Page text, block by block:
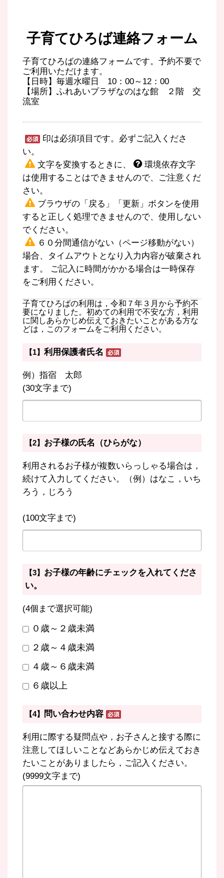
子育てひろば連絡フォーム
子育てひろばの連絡フォームです。予約不要で
ご利用いただけます。
【日時】毎週水曜日 10：00～12：00
【場所】ふれあいプラザなのはな館 ２階 交
流室
印は必須項目です。必ずご記入くださ
い。
文字を変換するときに、
環境依存文字
は使用することはできませんので、ご注意くだ
さい。
ブラウザの「戻る」「更新」ボタンを使用
すると正しく処理できませんので、使用しない
でください。
６０分間通信がない（ページ移動がない）
場合、タイムアウトとなり入力内容が破棄され
ます。 ご記入に時間がかかる場合は一時保存
をご利用ください。
子育てひろばの利用は，令和７年３月から予約不
要になりました。初めての利用で不安な方，利用
に関しあらかじめ伝えておきたいことがある方な
どは，このフォームをご利用ください。
【1】 利用保護者氏名
例）指宿 太郎
(30文字まで)
【2】 お子様の氏名（ひらがな）
利用されるお子様が複数いらっしゃる場合は，
続けて入力してください。（例）はなこ，いち
ろう，じろう
(100文字まで)
【3】 お子様の年齢にチェックを入れてくださ
い。
(4個まで選択可能)
０歳～２歳未満
２歳～４歳未満
４歳～６歳未満
６歳以上
【4】 問い合わせ内容
利用に際する疑問点や，お子さんと接する際に
注意してほしいことなどあらかじめ伝えておき
たいことがありましたら，ご記入ください。
(9999文字まで)